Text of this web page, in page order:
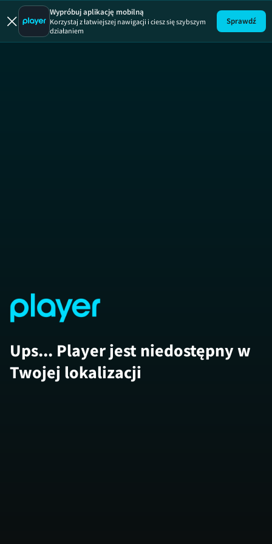
Łapu Capu
Wypróbuj aplikację mobilną
Korzystaj z łatwiejszej nawigacji i ciesz się szybszym
działaniem
Sprawdź
Ups... Player jest niedostępny w
Twojej lokalizacji